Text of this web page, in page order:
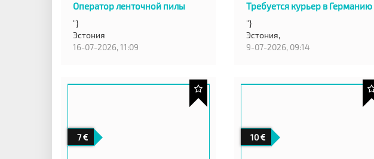
Оператор ленточной пилы
"}
Эстония
16-07-2026, 11:09
Требуется курьер в Германию
"}
Эстония,
9-07-2026, 09:14
7 10